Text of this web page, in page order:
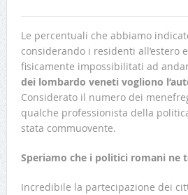
Le percentuali che abbiamo
considerando i residenti all’estero
fisicamente impossibilitati ad
dei lombardo veneti vogliono
Considerato il numero dei
qualche professionista della
stata commuovente.
Speriamo che i politici romani ne
Incredibile la partecipazione dei